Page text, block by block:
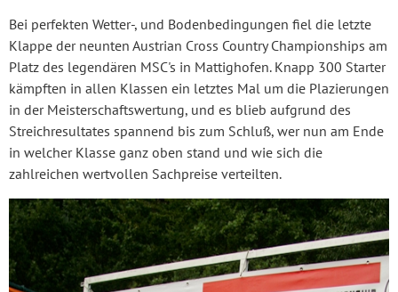
Bei perfekten Wetter-, und Bodenbedingungen fiel die letzte
Klappe der neunten Austrian Cross Country Championships am
Platz des legendären MSC's in Mattighofen. Knapp 300 Starter
kämpften in allen Klassen ein letztes Mal um die Plazierungen
in der Meisterschaftswertung, und es blieb aufgrund des
Streichresultates spannend bis zum Schluß, wer nun am Ende
in welcher Klasse ganz oben stand und wie sich die
zahlreichen wertvollen Sachpreise verteilten.